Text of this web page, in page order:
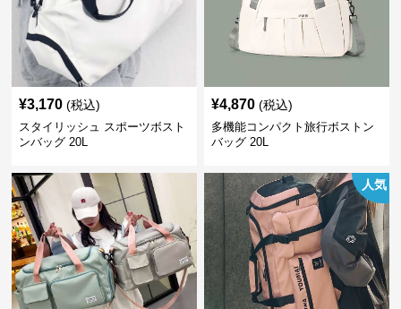
¥3,170 (税込)
スタイリッシュ スポーツボスト
ンバッグ 20L
¥4,870 (税込)
多機能コンパクト旅行ボストン
バッグ 20L
人気